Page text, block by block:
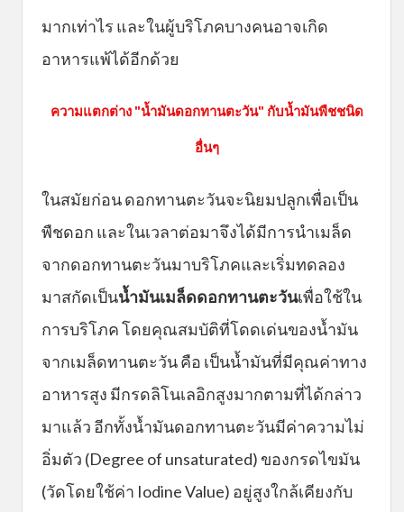
มากเท่าไร และในผู้บริโภคบางคนอาจเกิด
อาหารแพ้ได้อีกด้วย
ความแตกต่าง "น้ำมันดอกทานตะวัน" กับน้ำมันพืชชนิด
อื่นๆ
ในสมัยก่อน ดอกทานตะวันจะนิยมปลูกเพื่อเป็น
พืชดอก และในเวลาต่อมาจึงได้มีการนำเมล็ด
จากดอกทานตะวันมาบริโภคและเริ่มทดลอง
มาสกัดเป็นน้ำมันเมล็ดดอกทานตะวันเพื่อใช้ใน
การบริโภค โดยคุณสมบัติที่โดดเด่นของน้ำมัน
จากเมล็ดทานตะวัน คือ เป็นน้ำมันที่มีคุณค่าทาง
อาหารสูง มีกรดลิโนเลอิกสูงมากตามที่ได้กล่าว
มาแล้ว อีกทั้งน้ำมันดอกทานตะวันมีค่าความไม่
อิ่มตัว (Degree of unsaturated) ของกรดไขมัน
(วัดโดยใช้ค่า Iodine Value) อยู่สูงใกล้เคียงกับ